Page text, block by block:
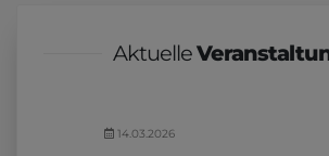
Aktuelle
14.03.2026